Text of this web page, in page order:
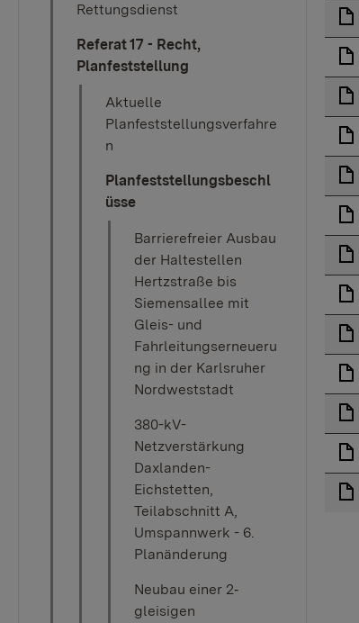
Rettungsdienst
Referat 17 - Recht,
Planfeststellung
Aktuelle
Planfeststellungsverfahre
n
Planfeststellungsbeschl
üsse
Barrierefreier Ausbau
der Haltestellen
Hertzstraße bis
Siemensallee mit
Gleis- und
Fahrleitungserneueru
ng in der Karlsruher
Nordweststadt
380-kV-
Netzverstärkung
Daxlanden-
Eichstetten,
Teilabschnitt A,
Umspannwerk - 6.
Planänderung
Neubau einer 2‐
gleisigen